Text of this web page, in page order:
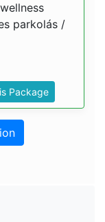
parkolás /
Package